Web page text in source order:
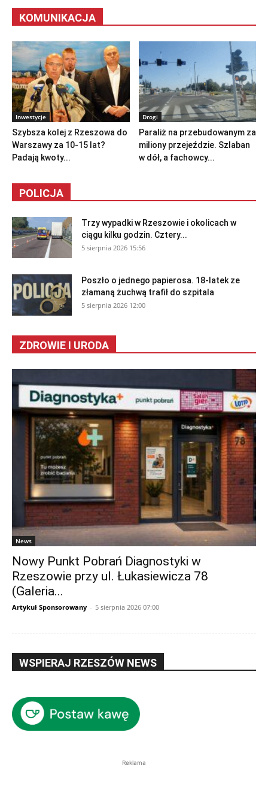
KOMUNIKACJA
Inwestycje
Szybsza kolej z Rzeszowa do
Warszawy za 10-15 lat?
Padają kwoty...
Drogi
Paraliż na przebudowanym za
miliony przejeździe. Szlaban
w dół, a fachowcy...
POLICJA
Trzy wypadki w Rzeszowie i okolicach w
ciągu kilku godzin. Cztery...
5 sierpnia 2026 15:56
Poszło o jednego papierosa. 18-latek ze
złamaną żuchwą trafił do szpitala
5 sierpnia 2026 12:00
ZDROWIE I URODA
News
Nowy Punkt Pobrań Diagnostyki w
Rzeszowie przy ul. Łukasiewicza 78
(Galeria...
Artykuł Sponsorowany - 5 sierpnia 2026 07:00
WSPIERAJ RZESZÓW NEWS
Reklama